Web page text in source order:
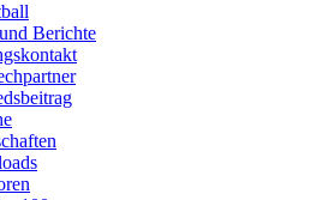
Berichte